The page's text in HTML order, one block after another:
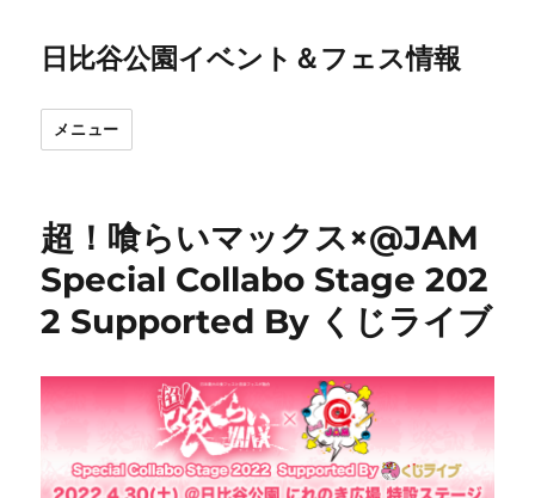
日比谷公園イベント＆フェス情報
メニュー
超！喰らいマックス×@JAM
Special Collabo Stage 202
2 Supported By くじライブ